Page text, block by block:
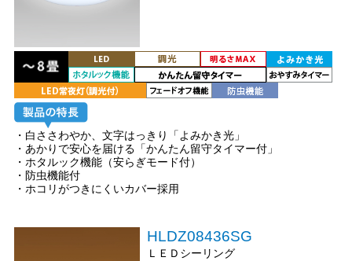
・白ささわやか、文字はっきり「よみかき光」
・あかりで安心を届ける「かんたん留守タイマー付」
・ホタルック機能（安らぎモード付）
・防虫機能付
・ホコリがつきにくいカバー採用
HLDZ08436SG
ＬＥＤシーリング